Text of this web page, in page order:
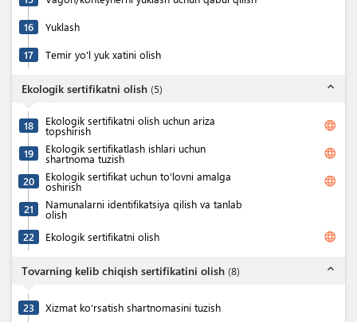
16 Yuklash
17 Temir yo'l yuk xatini olish
Ekologik sertifikatni olish (5) expand_less
18 Ekologik sertifikatni olish uchun ariza
topshirish language
19 Ekologik sertifikatlash ishlari uchun
shartnoma tuzish language
20 Ekologik sertifikat uchun to'lovni amalga
oshirish language
21 Namunalarni identifikatsiya qilish va tanlab
olish
22
Ekologik sertifikatni olish language
Tovarning kelib chiqish sertifikatini olish (8) expand_less
23 Xizmat ko‘rsatish shartnomasini tuzish